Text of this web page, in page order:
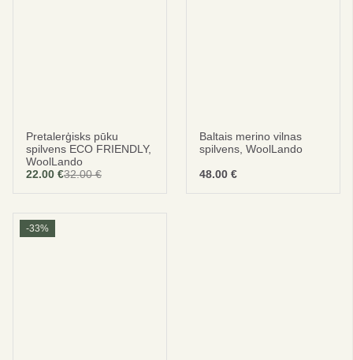
Pretalerģisks pūku
spilvens ECO FRIENDLY,
WoolLando
32.00€
Original
32.00 €.
22.00 €
Current
22.00 €.
Baltais merino vilnas
spilvens, WoolLando
48.00 €
-33%